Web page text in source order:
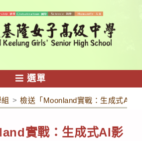
選單
> 檢送「Moonland實戰：生成式AI
實戰：生成式AI影